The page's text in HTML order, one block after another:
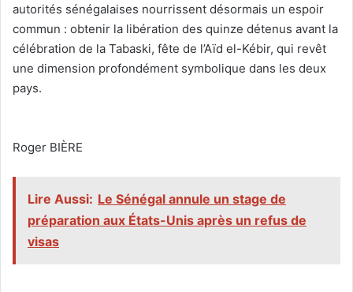
autorités sénégalaises nourrissent désormais un espoir
commun : obtenir la libération des quinze détenus avant la
célébration de la Tabaski, fête de l’Aïd el-Kébir, qui revêt
une dimension profondément symbolique dans les deux
pays.
‎Roger BIÈRE
Lire Aussi: Le Sénégal annule un stage de
préparation aux États-Unis après un refus de
visas